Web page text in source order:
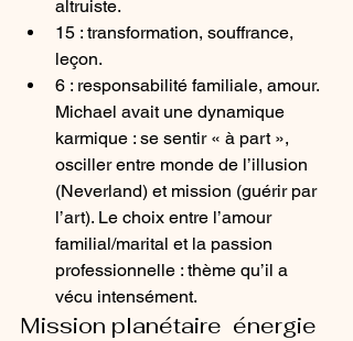
altruiste.
15 : transformation, souffrance,
leçon.
6 : responsabilité familiale, amour.
Michael avait une dynamique
karmique : se sentir « à part »,
osciller entre monde de l’illusion
(Neverland) et mission (guérir par
l’art). Le choix entre l’amour
familial/marital et la passion
professionnelle : thème qu’il a
vécu intensément.
Mission planétaire  énergie